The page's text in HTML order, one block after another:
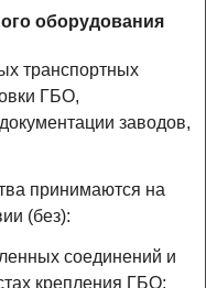
оборудования
транспортных
ГБО,
заводов,
принимаются на
(без):
соединений и
крепления ГБО;